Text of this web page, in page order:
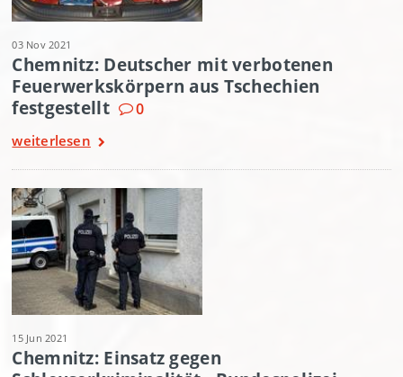
03 Nov 2021
Chemnitz: Deutscher mit verbotenen
Feuerwerkskörpern aus Tschechien
festgestellt
0
weiterlesen
15 Jun 2021
Chemnitz: Einsatz gegen